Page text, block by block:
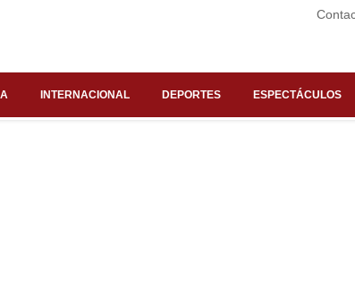
INTERNACIONAL DEPORTES ESPECTÁCULOS